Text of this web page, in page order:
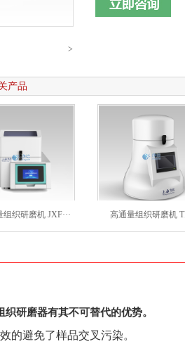
>
产品
织研磨机 JXF··· 高通量组织研磨机
研磨器有其不可替代的优势。
的避免了样品交叉污染。